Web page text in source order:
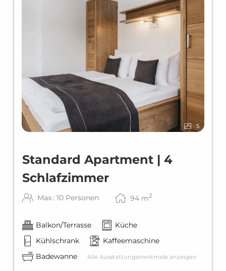
5
Standard Apartment | 4
Schlafzimmer
Max.: 10 Personen 94 m2
Balkon/Terrasse
Küche
Kühlschrank
Kaffeemaschine
Badewanne
Alle Ausstattungsmerkmale anzeigen